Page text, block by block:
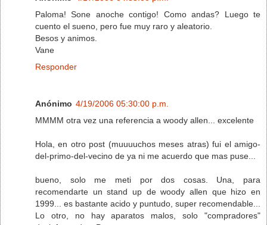
Paloma! Sone anoche contigo! Como andas? Luego te
cuento el sueno, pero fue muy raro y aleatorio.
Besos y animos.
Vane
Responder
Anónimo 4/19/2006 05:30:00 p.m.
MMMM otra vez una referencia a woody allen... excelente
Hola, en otro post (muuuuchos meses atras) fui el amigo-
del-primo-del-vecino de ya ni me acuerdo que mas puse...
bueno, solo me meti por dos cosas. Una, para
recomendarte un stand up de woody allen que hizo en
1999... es bastante acido y puntudo, super recomendable...
Lo otro, no hay aparatos malos, solo "compradores"